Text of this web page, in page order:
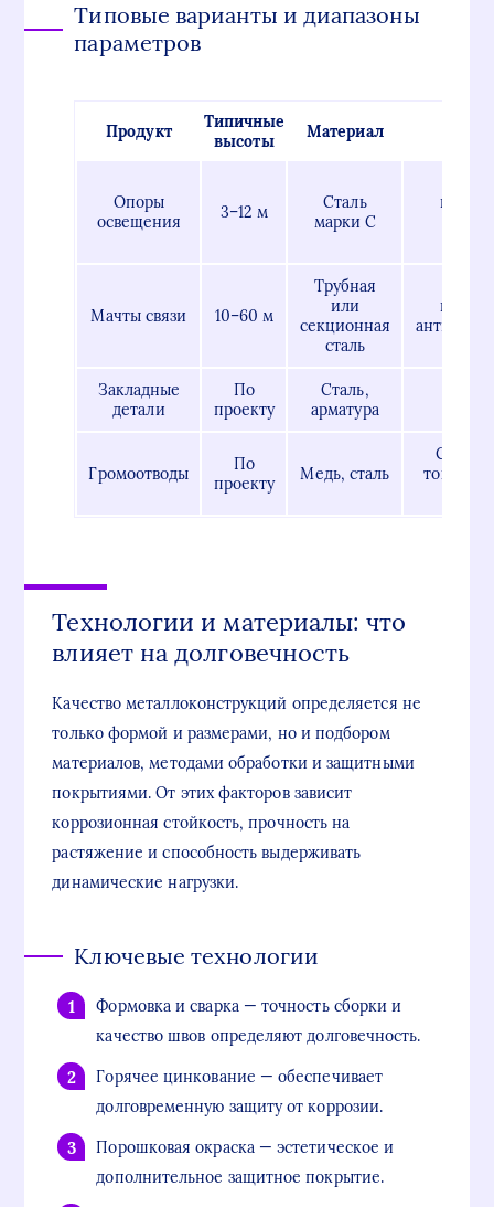
Типовые варианты и диапазоны
параметров
Продукт
Типичные
высоты
Материал
Опоры
освещения
3–12 м
Сталь
марки С
Мачты связи 10–60 м
Трубная
или
секционная
сталь
Закладные
детали
По
проекту
Сталь,
арматура
Громоотводы
По
проекту
Медь, сталь
Технологии и материалы: что
влияет на долговечность
Качество металлоконструкций определяется не
только формой и размерами, но и подбором
материалов, методами обработки и защитными
покрытиями. От этих факторов зависит
коррозионная стойкость, прочность на
растяжение и способность выдерживать
динамические нагрузки.
Ключевые технологии
Формовка и сварка — точность сборки и
качество швов определяют долговечность.
Горячее цинкование — обеспечивает
долговременную защиту от коррозии.
Порошковая окраска — эстетическое и
дополнительное защитное покрытие.